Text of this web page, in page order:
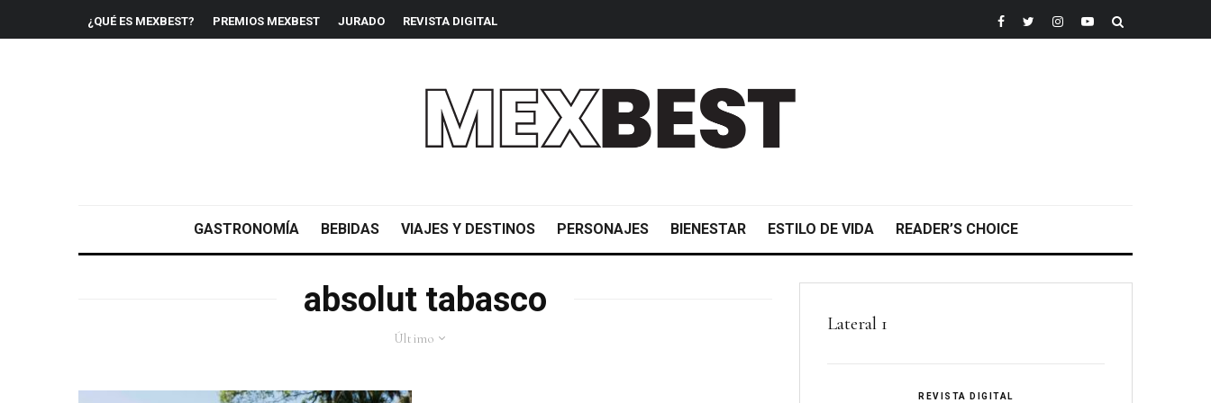
¿QUÉ ES MEXBEST? PREMIOS MEXBEST JURADO REVISTA DIGITAL
GASTRONOMÍA BEBIDAS VIAJES Y DESTINOS PERSONAJES BIENESTAR ESTILO DE VIDA READER’S CHOICE
absolut tabasco
Último
Lateral 1
REVISTA DIGITAL